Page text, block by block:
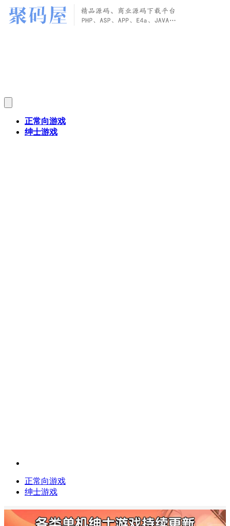
正常向游戏
绅士游戏
正常向游戏
绅士游戏